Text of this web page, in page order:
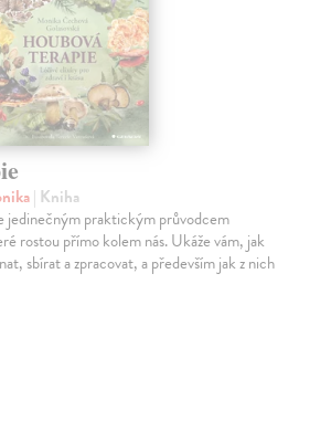
| Kniha
jedinečným praktickým průvodcem
rostou přímo kolem nás. Ukáže vám, jak
sbírat a zpracovat, a především jak z nich